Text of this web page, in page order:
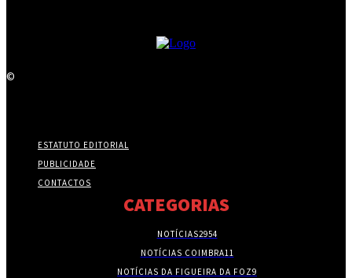
©
ESTATUTO EDITORIAL
PUBLICIDADE
CONTACTOS
CATEGORIAS
NOTÍCIAS2954
NOTÍCIAS COIMBRA11
NOTÍCIAS DA FIGUEIRA DA FOZ9